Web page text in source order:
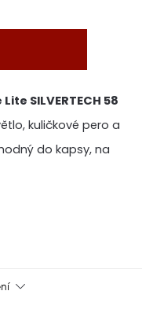
SILVERTECH 58
kuličkové pero a
do kapsy, na